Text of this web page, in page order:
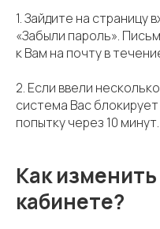
1. Зайдите на страницу
«Забыли пароль».
к Вам на почту в
2. Если ввели
система Вас
попытку через 10 минут.
Как
кабинете?